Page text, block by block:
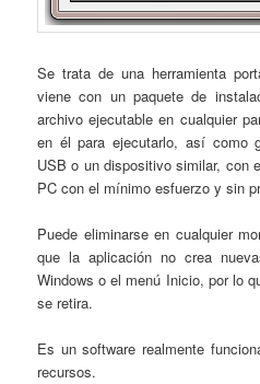
Se trata de una herramienta
viene con un paquete de
archivo ejecutable en cualquier
en él para ejecutarlo, así como
USB o un dispositivo similar, con
PC con el mínimo esfuerzo y sin
Puede eliminarse en cualquier
que la aplicación no crea
Windows o el menú Inicio, por lo
se retira.
Es un software realmente
recursos.